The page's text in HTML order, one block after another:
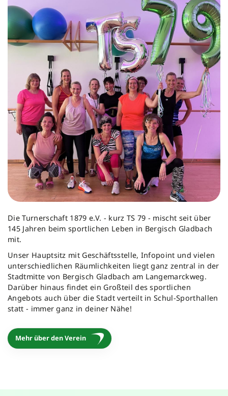
Die Turnerschaft 1879 e.V. - kurz TS 79 - mischt seit über
145 Jahren beim sportlichen Leben in Bergisch Gladbach
mit.
Unser Hauptsitz mit Geschäftsstelle, Infopoint und vielen
unterschiedlichen Räumlichkeiten liegt ganz zentral in der
Stadtmitte von Bergisch Gladbach am Langemarckweg.
Darüber hinaus findet ein Großteil des sportlichen
Angebots auch über die Stadt verteilt in Schul-Sporthallen
statt - immer ganz in deiner Nähe!
Mehr über den Verein